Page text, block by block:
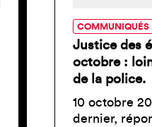
COMMUNIQUÉS
Justice des
octobre :
de la police.
10 octobre
dernier,